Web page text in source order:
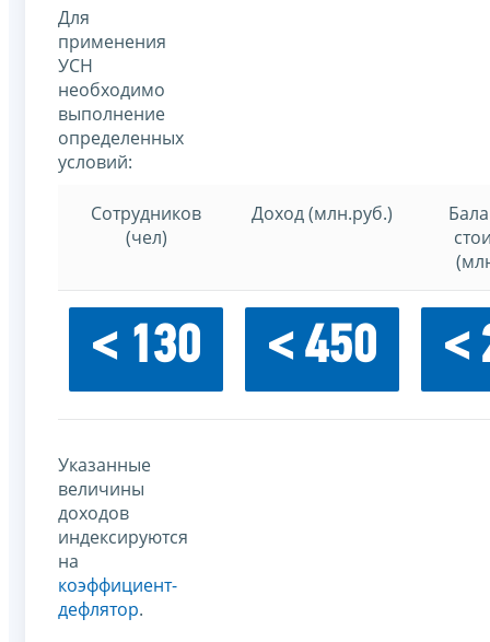
Для
применения
УСН
необходимо
выполнение
определенных
условий:
Сотрудников
(чел)
Доход (млн.руб.)
< 130 < 450 <
Указанные
величины
доходов
индексируются
на
коэффициент-
дефлятор.